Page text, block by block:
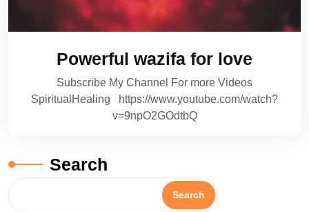
Powerful wazifa for love
Subscribe My Channel For more Videos
SpiritualHealing https://www.youtube.com/watch?
v=9npO2GOdtbQ
Search
Search